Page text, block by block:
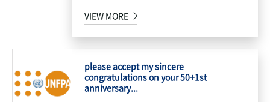
VIEW MORE
please accept my sincere
congratulations on your 50+1st
anniversary...